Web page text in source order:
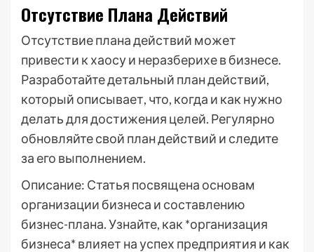
Отсутствие Плана Действий
Отсутствие плана действий может
привести к хаосу и неразберихе в бизнесе.
Разработайте детальный план действий,
который описывает, что, когда и как нужно
делать для достижения целей. Регулярно
обновляйте свой план действий и следите
за его выполнением.
Описание: Статья посвящена основам
организации бизнеса и составлению
бизнес-плана. Узнайте, как *организация
бизнеса* влияет на успех предприятия и как